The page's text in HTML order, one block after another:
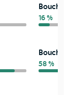
16 %
58 %